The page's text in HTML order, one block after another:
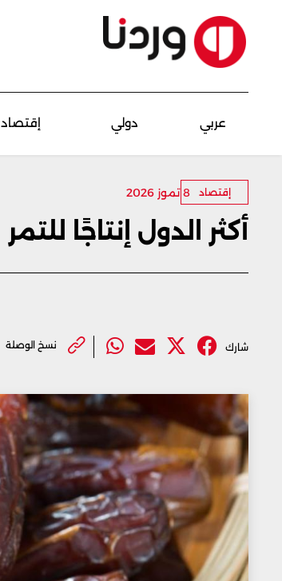
عربي دولي إقتصاد
إقتصاد 8 تموز 2026
أكثر الدول إنتاجًا للتمر
شارك نسخ الوصلة